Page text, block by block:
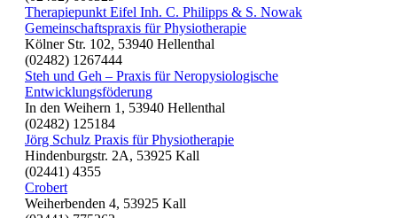
Therapiepunkt Eifel Inh. C. Philipps & S. Nowak
Gemeinschaftspraxis für Physiotherapie
Kölner Str. 102, 53940 Hellenthal
(02482) 1267444
Steh und Geh – Praxis für Neropysiologische
Entwicklungsföderung
In den Weihern 1, 53940 Hellenthal
(02482) 125184
Jörg Schulz Praxis für Physiotherapie
Hindenburgstr. 2A, 53925 Kall
(02441) 4355
Crobert
Weiherbenden 4, 53925 Kall